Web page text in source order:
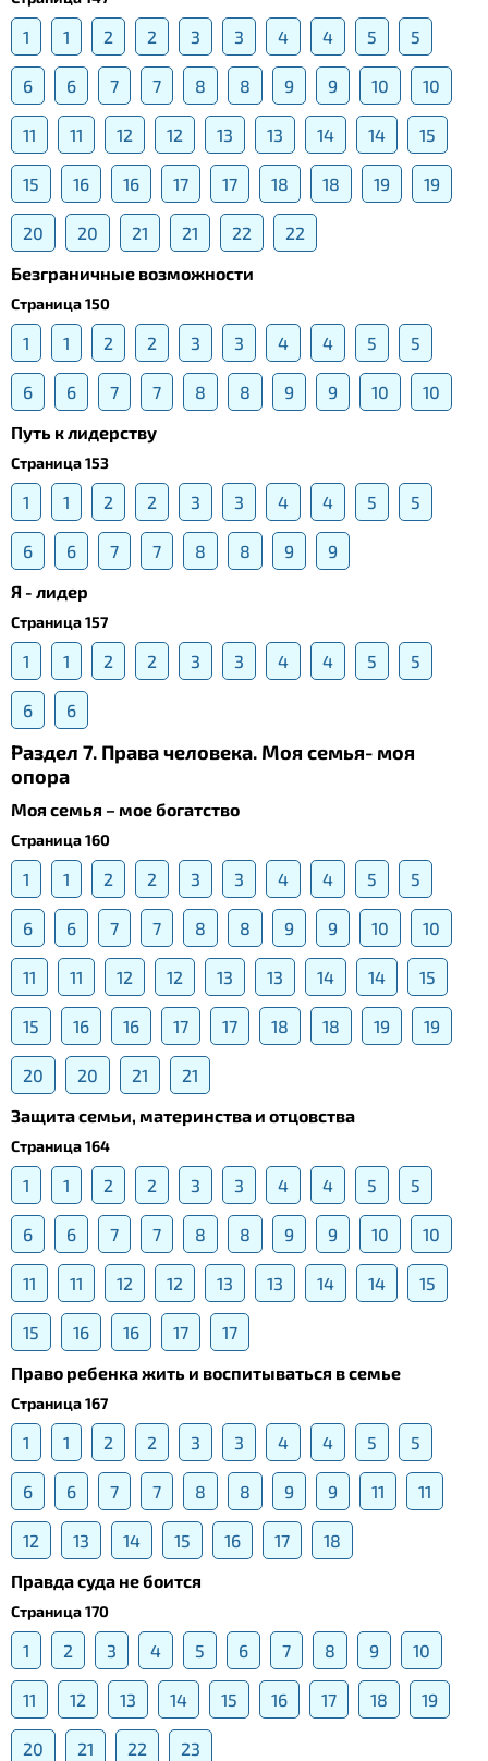
1 1 2 2 3 3 4 4 5 5
6 6 7 7 8 8 9 9 10 10
11 11 12 12 13 13 14 14 15
15 16 16 17 17 18 18 19 19
20 20 21 21 22
22
Безграничные возможности
Страница 150
1 1 2 2 3 3 4 4 5 5
6 6 7 7 8 8 9 9 10
10
Путь к лидерству
Страница 153
1 1 2 2 3 3 4 4 5 5
6 6 7 7 8 8 9
9
Я - лидер
Страница 157
1 1 2 2 3 3 4 4 5 5
6 6
Раздел 7. Права человека. Моя семья- моя
опора
Моя семья – мое богатство
Страница 160
1 1 2 2 3 3 4 4 5 5
6 6 7 7 8 8 9 9 10 10
11 11 12 12 13 13 14 14 15
15 16 16 17 17 18 18 19 19
20 20 21
21
Защита семьи, материнства и отцовства
Страница 164
1 1 2 2 3 3 4 4 5 5
6 6 7 7 8 8 9 9 10 10
11 11 12 12 13 13 14 14 15
15 16 16 17
17
Право ребенка жить и воспитываться в семье
Страница 167
1 1 2 2 3 3 4 4 5 5
6 6 7 7 8 8 9 9 11 11
12 13 14 15 16 17
18
Правда суда не боится
Страница 170
1 2 3 4 5 6 7 8 9 10
11 12 13 14 15 16 17 18 19
20 21 22
23